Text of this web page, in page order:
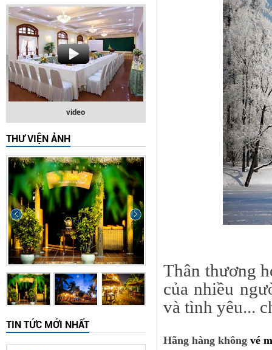
video
THƯ VIỆN ẢNH
TIN TỨC MỚI NHẤT
Thân thương
của nhiều
và tình yêu...
Hãng hàng không vé